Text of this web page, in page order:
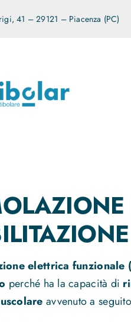
41 – 29121 – Piacenza (PC)
elettrica funzionale
perché ha la capacità di
avvenuto a